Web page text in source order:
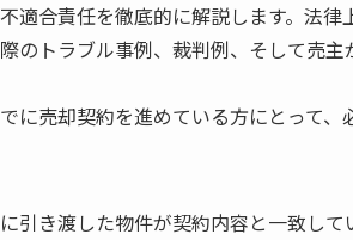
適合責任を徹底的に解説します。法
のトラブル事例、裁判例、そして売
に売却契約を進めている方にとって、
引き渡した物件が契約内容と一致して